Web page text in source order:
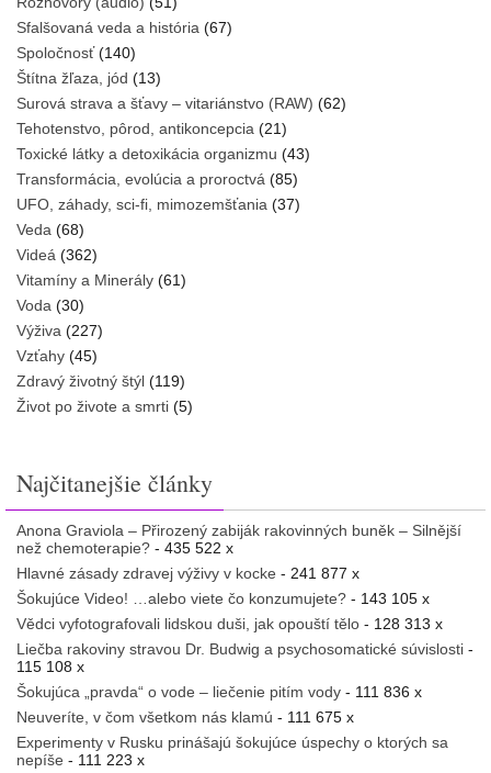
Sfalšovaná veda a história (67)
Spoločnosť(140)
Štítna žľaza, jód (13)
Surová strava a šťavy – vitariánstvo (RAW) (62)
Tehotenstvo, pôrod, antikoncepcia (21)
Toxické látky a detoxikácia organizmu (43)
Transformácia, evolúcia a proroctvá (85)
UFO, záhady, sci-fi, mimozemšťania (37)
Veda (68)
Videá (362)
Vitamíny a Minerály (61)
Voda (30)
Výživa (227)
Vzťahy (45)
Zdravý životný štýl (119)
Život po živote a smrti (5)
Najčitanejšie články
Anona Graviola – Přirozený zabiják rakovinných buněk – Silnější
než chemoterapie? - 435 522 x
Hlavné zásady zdravej výživy v kocke - 241 877 x
Šokujúce Video! …alebo viete čo konzumujete? - 143 105 x
Vědci vyfotografovali lidskou duši, jak opouští tělo - 128 313 x
Liečba rakoviny stravou Dr. Budwig a psychosomatické súvislosti -
115 108 x
Šokujúca „pravda“ o vode – liečenie pitím vody - 111 836 x
Neuveríte, v čom všetkom nás klamú - 111 675 x
Experimenty v Rusku prinášajú šokujúce úspechy o ktorých sa
nepíše - 111 223 x